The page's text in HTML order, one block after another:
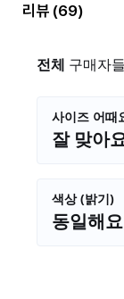
리뷰 (69)